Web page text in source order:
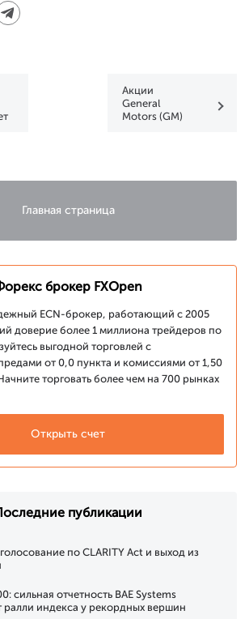
Акции
General
Motors (GM)
Главная страница
брокер FXOpen
ECN-брокер, работающий с 2005
доверие более 1 миллиона трейдеров по
выгодной торговлей с
от 0,0 пункта и комиссиями от 1,50
торговать более чем на 700 рынках
Открыть счет
публикации
по CLARITY Act и выход из
сильная отчетность BAE Systems
ралли индекса у рекордных вершин